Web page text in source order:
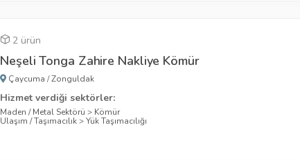
2 ürün
Neşeli Tonga Zahire Nakliye Kömür
Çaycuma /Zonguldak
Hizmet verdiği sektörler:
Maden / Metal Sektörü > Kömür
Ulaşım / Taşımacılık>Yük Taşımacılığı